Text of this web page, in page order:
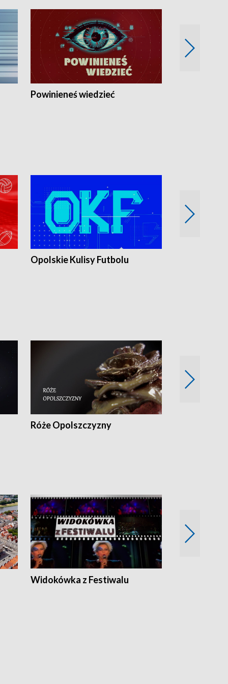
Powinieneś wiedzieć
Opolskie Kulisy Futbolu
Róże Opolszczyzny
Widokówka z Festiwalu